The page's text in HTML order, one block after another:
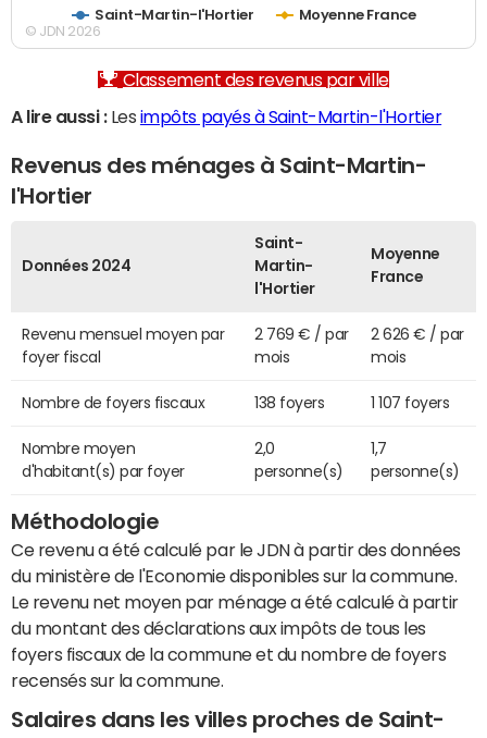
Saint-Martin-l'Hortier Moyenne France
© JDN 2026
Classement des revenus par ville
A lire aussi :Les impôts payés à Saint-Martin-l'Hortier
Revenus des ménages à Saint-Martin-
l'Hortier
Données 2024
Saint-
Martin-
l'Hortier
Moyenne
France
Revenu mensuel moyen par
foyer fiscal
2 769 € / par
mois
2 626 € / par
mois
Nombre de foyers fiscaux 138 foyers 1 107 foyers
Nombre moyen
d'habitant(s) par foyer
2,0
personne(s)
1,7
personne(s)
Méthodologie
Ce revenu a été calculé par le JDN à partir des données
du ministère de l'Economie disponibles sur la commune.
Le revenu net moyen par ménage a été calculé à partir
du montant des déclarations aux impôts de tous les
foyers fiscaux de la commune et du nombre de foyers
recensés sur la commune.
Salaires dans les villes proches de Saint-